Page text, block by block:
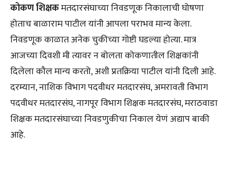
कोकण शिक्षकमतदारसंघाच्या निवडणूक निकालाची घोषणा
होताच बाळाराम पाटील यांनी आपला पराभव मान्य केला.
निवडणूक काळात अनेक चुकीच्या गोष्टी घडल्या होत्या. मात्र
आजच्या दिवशी मी त्यावर न बोलता कोकणातील शिक्षकांनी
दिलेला कौल मान्य करतो, अशी प्रतक्रिया पाटील यांनी दिली आहे.
दरम्यान, नाशिक विभाग पदवीधर मतदारसंघ, अमरावती विभाग
पदवीधर मतदारसंघ, नागपूर विभाग शिक्षक मतदारसंघ, मराठवाडा
शिक्षक मतदारसंघाच्या निवडणुकीचा निकाल येणं अद्याप बाकी
आहे.